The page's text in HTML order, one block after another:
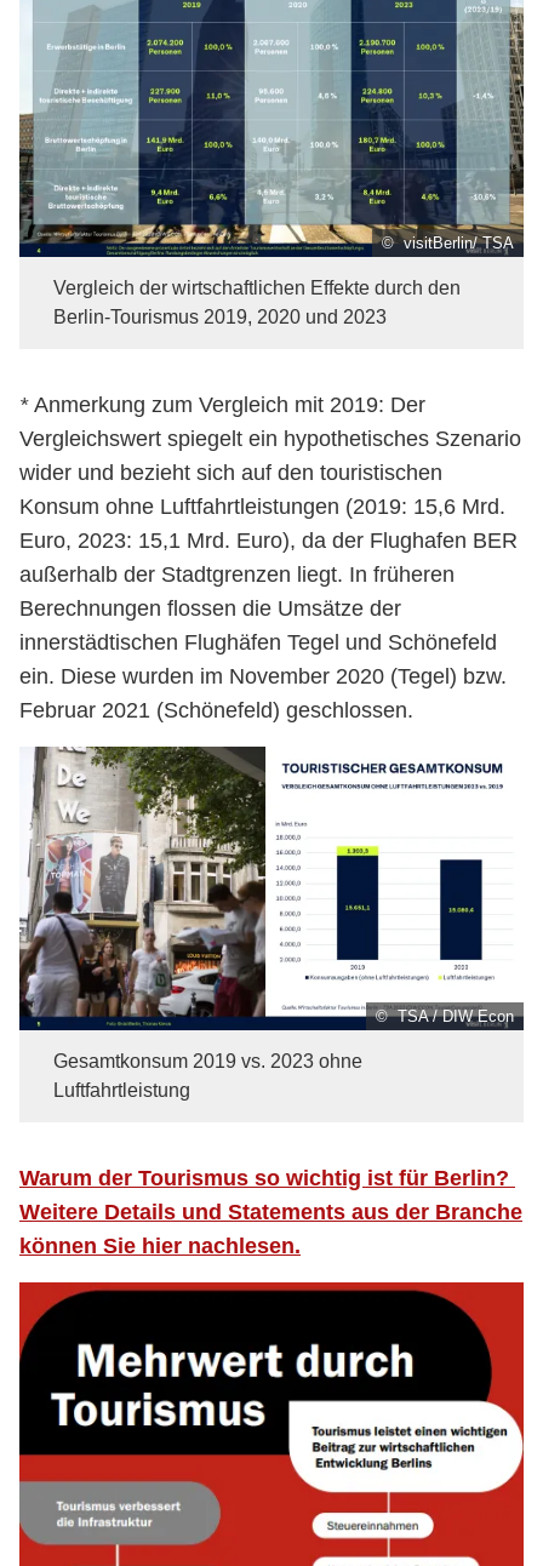
© visitBerlin/ TSA
Vergleich der wirtschaftlichen Effekte durch den
Berlin-Tourismus 2019, 2020 und 2023
© TSA / DIW Econ
Gesamtkonsum 2019 vs. 2023 ohne
Luftfahrtleistung
* Anmerkung zum Vergleich mit 2019: Der
Vergleichswert spiegelt ein hypothetisches Szenario
wider und bezieht sich auf den touristischen
Konsum ohne Luftfahrtleistungen (2019: 15,6 Mrd.
Euro, 2023: 15,1 Mrd. Euro), da der Flughafen BER
außerhalb der Stadtgrenzen liegt. In früheren
Berechnungen flossen die Umsätze der
innerstädtischen Flughäfen Tegel und Schönefeld
ein. Diese wurden im November 2020 (Tegel) bzw.
Februar 2021 (Schönefeld) geschlossen.
Warum der Tourismus so wichtig ist für Berlin?
Weitere Details und Statements aus der Branche
können Sie hier nachlesen.